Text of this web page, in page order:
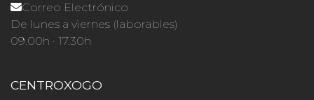
Correo Electrónico
De lunes a viernes (laborables)
09.00h · 17.30h
CENTROXOGO